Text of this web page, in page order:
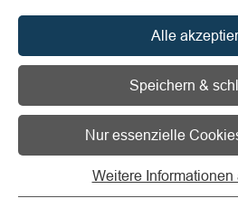
Alle
Speichern &
Nur essenzielle
Weitere Informationen
Trendsport –
Menschen?
Sport lebt davon, sich immer
Neben klassischen Disziplinen
Formen des Miteinanders, neue
etabliert oder wieder